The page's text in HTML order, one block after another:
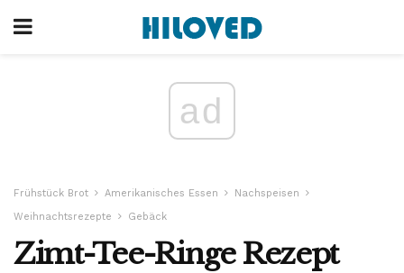
ad
Frühstück Brot Amerikanisches Essen
Nachspeisen
Weihnachtsrezepte
Gebäck
Zimt-Tee-Ringe Rezept